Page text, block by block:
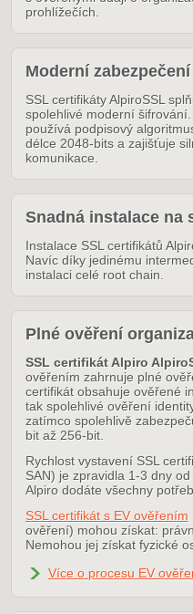
prohlížečích.
Moderní zabezpečení
SSL certifikáty AlpiroSSL
spolehlivé moderní šifrování.
používá podpisový
délce 2048-bits a zajišťuje
komunikace.
Snadná instalace na
Instalace SSL certifikátů
Navíc díky jedinému
instalaci celé root chain.
Plné ověření
SSL certifikát Alpiro
ověřením zahrnuje plné
certifikát obsahuje ověřené
tak spolehlivé ověření
zatímco spolehlivě
bit až 256-bit.
Rychlost vystavení SSL
SAN) je zpravidla 1-3 dny
Alpiro dodáte všechny
SSL certifikát s EV ověřením
ověření) mohou získat:
Nemohou jej získat fyzické
Více o procesu EV